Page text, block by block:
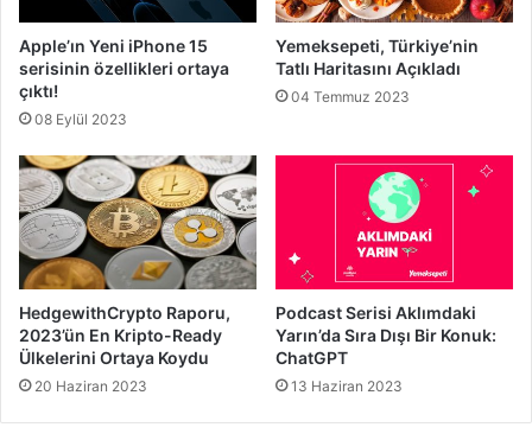
Apple’ın Yeni iPhone 15
serisinin özellikleri ortaya
çıktı!
08 Eylül 2023
Yemeksepeti, Türkiye’nin
Tatlı Haritasını Açıkladı
04 Temmuz 2023
HedgewithCrypto Raporu,
2023’ün En Kripto-Ready
Ülkelerini Ortaya Koydu
20 Haziran 2023
Podcast Serisi Aklımdaki
Yarın’da Sıra Dışı Bir Konuk:
ChatGPT
13 Haziran 2023